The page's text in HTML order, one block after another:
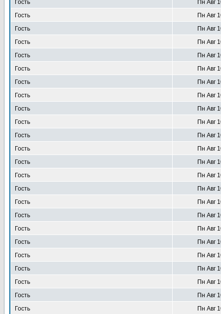
Гость
Пн Авг
Гость
Пн Авг
Гость
Пн Авг
Гость
Пн Авг
Гость
Пн Авг
Гость
Пн Авг
Гость
Пн Авг
Гость
Пн Авг
Гость
Пн Авг
Гость
Пн Авг
Гость
Пн Авг
Гость
Пн Авг
Гость
Пн Авг
Гость
Пн Авг
Гость
Пн Авг
Гость
Пн Авг
Гость
Пн Авг
Гость
Пн Авг
Гость
Пн Авг
Гость
Пн Авг
Гость
Пн Авг
Гость
Пн Авг
Гость
Пн Авг
Гость
Пн Авг